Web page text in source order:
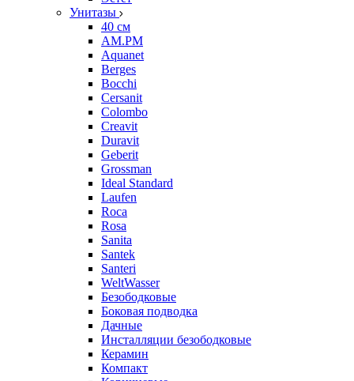
Унитазы
40 см
AM.PM
Aquanet
Berges
Bocchi
Cersanit
Colombo
Creavit
Duravit
Geberit
Grossman
Ideal Standard
Laufen
Roca
Rosa
Sanita
Santek
Santeri
WeltWasser
Безободковые
Боковая подводка
Дачные
Инсталляции безободковые
Керамин
Компакт